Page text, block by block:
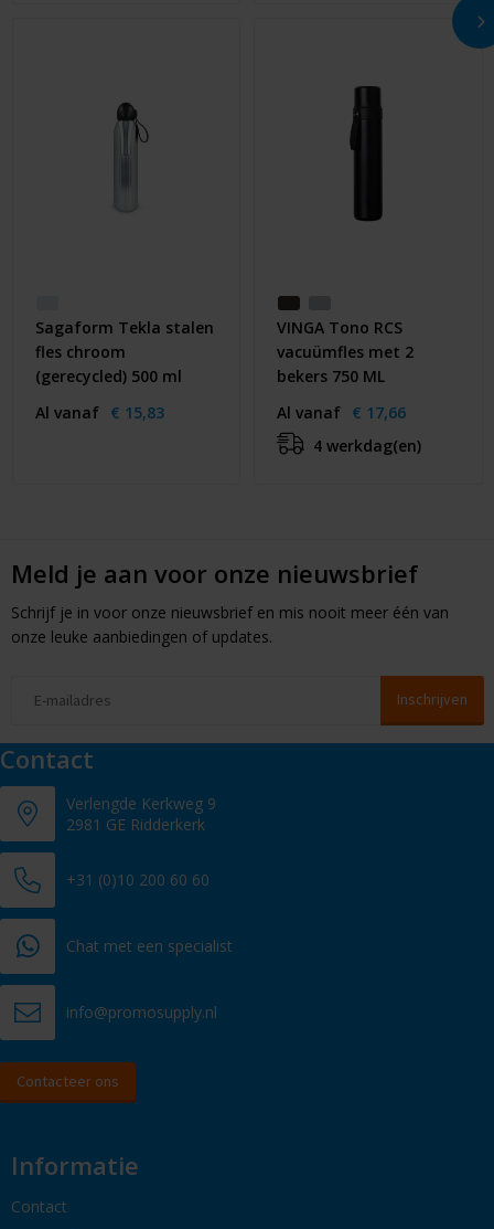
Sagaform Tekla stalen
fles chroom
(gerecycled) 500 ml
Al vanaf € 15,83
VINGA Tono RCS
vacuümfles met 2
bekers 750 ML
Al vanaf € 17,66
4 werkdag(en)
Meld je aan voor onze nieuwsbrief
Schrijf je in voor onze nieuwsbrief en mis nooit meer één van
onze leuke aanbiedingen of updates.
Contact
Verlengde Kerkweg 9
2981 GE Ridderkerk
+31 (0)10 200 60 60
Chat met een specialist
info@promosupply.nl
Contacteer ons
Informatie
Contact